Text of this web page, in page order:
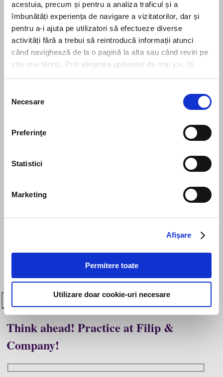
acestuia, precum și pentru a analiza traficul și a
îmbunătăți experiența de navigare a vizitatorilor, dar și
pentru a-i ajuta pe utilizatori să efectueze diverse
activități fără a trebui să reintroducă informații atunci
când navighează de la o pagină la alta sau când revin pe
site mai târziu. Prin alegerea opțiunilor de mai jos, îți
consimțământului
Necesare
Preferinţe
Statistici
Marketing
Afişare
Permitere toate
Utilizare doar cookie-uri necesare
CV*
Transcript of your grades*
doc,docx,pdf,odc file types with 6mb maximum size
doc,docx,pdf,odc file types with 6mb maximum size
Vrei să știi cum îți vom utiliza datele cu caracter personal?
pentru mai multe detalii.
Think ahead! Practice at Filip &
Company!